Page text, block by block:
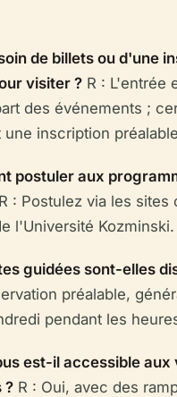
de billets ou d'une
visiter ? R : L'entrée
des événements ;
inscription
postuler aux
R : Postulez via les sites
l'Université Kozminski.
guidées sont-elles
préalable,
pendant les
est-il accessible aux
? R : Oui, avec des